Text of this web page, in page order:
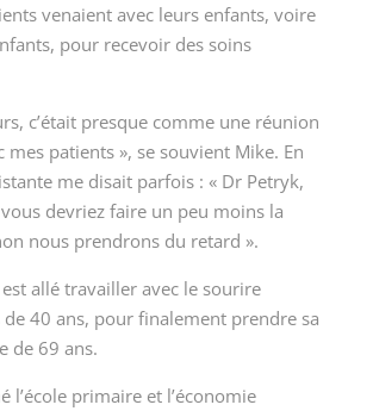
venaient avec leurs enfants, voire
pour recevoir des soins
c’était presque comme une réunion
mes patients », se souvient Mike. En
me disait parfois : « Dr Petryk,
devriez faire un peu moins la
nous prendrons du retard ».
allé travailler avec le sourire
40 ans, pour finalement prendre sa
de 69 ans.
l’école primaire et l’économie